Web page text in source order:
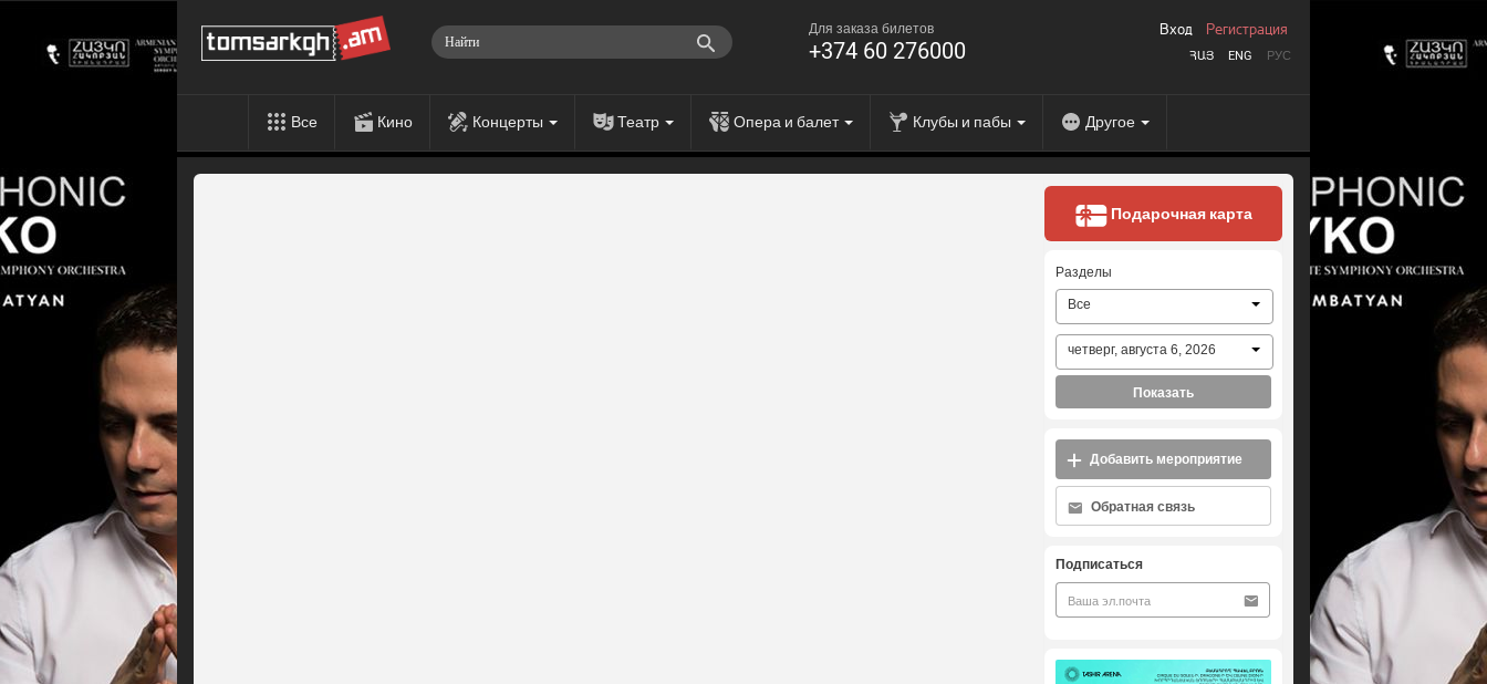
Для заказа билетов
+374 60 276000 ՀԱՅ ENG РУС
Вход Регистрация
Все Кино Концерты Театр Опера и балет Клубы и пабы Другое
Подарочная карта
Разделы
Все
четверг, августа 6, 2026
Показать
Добавить мероприятие
Обратная связь
Подписаться